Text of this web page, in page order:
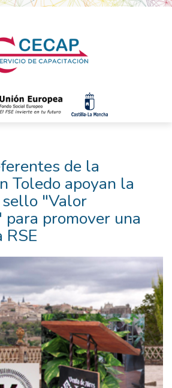
de la
Toledo apoyan la
"Valor
promover una